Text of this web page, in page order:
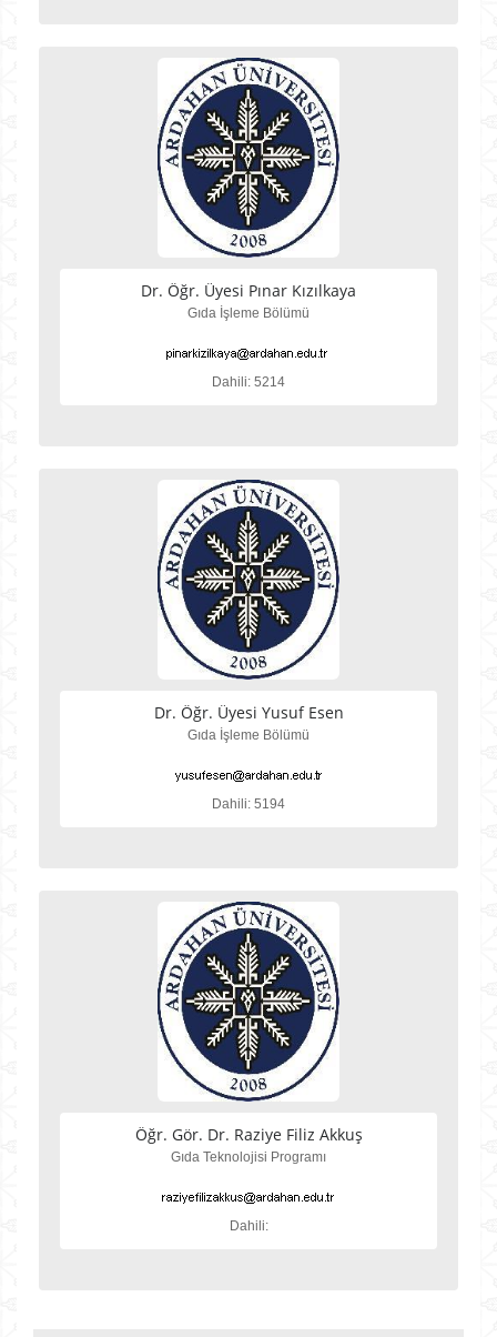
Dr. Öğr. Üyesi Pınar Kızılkaya
Gıda İşleme Bölümü
Dahili: 5214
Dr. Öğr. Üyesi Yusuf Esen
Gıda İşleme Bölümü
Dahili: 5194
Öğr. Gör. Dr. Raziye Filiz Akkuş
Gıda Teknolojisi Programı
Dahili: